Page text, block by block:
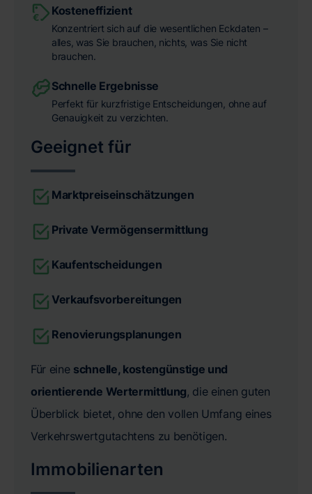
Kosteneffizient
Konzentriert sich auf die wesentlichen Eckdaten –
alles, was Sie brauchen, nichts, was Sie nicht
brauchen.
Schnelle Ergebnisse
Perfekt für kurzfristige Entscheidungen, ohne auf
Genauigkeit zu verzichten.
Geeignet für
Marktpreiseinschätzungen
Private Vermögensermittlung
Kaufentscheidungen
Verkaufsvorbereitungen
Renovierungsplanungen
Für eine schnelle, kostengünstige und
orientierende Wertermittlung, die einen guten
Überblick bietet, ohne den vollen Umfang eines
Verkehrswertgutachtens zu benötigen.
Immobilienarten